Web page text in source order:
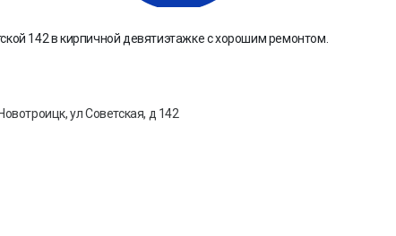
142 в кирпичной девятиэтажке с хорошим ремонтом.
ул Советская, д 142